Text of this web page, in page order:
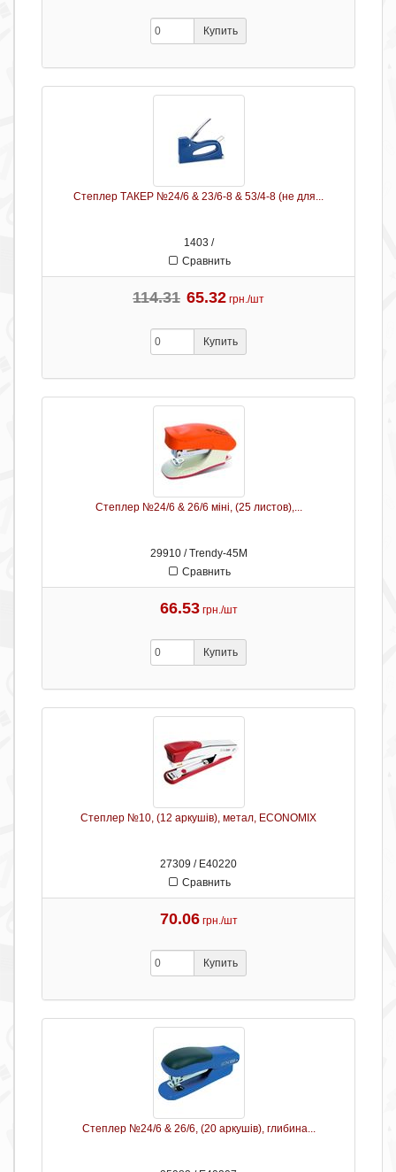
Купить
Степлер ТАКЕР №24/6 & 23/6-8 & 53/4-8 (не для...
1403 /
Сравнить
114.31 65.32 грн./шт
Купить
Степлер №24/6 & 26/6 міні, (25 листов),...
29910 / Trendy-45M
Сравнить
66.53 грн./шт
Купить
Степлер №10, (12 аркушів), метал, ECONOMIX
27309 / Е40220
Сравнить
70.06 грн./шт
Купить
Степлер №24/6 & 26/6, (20 аркушів), глибина...